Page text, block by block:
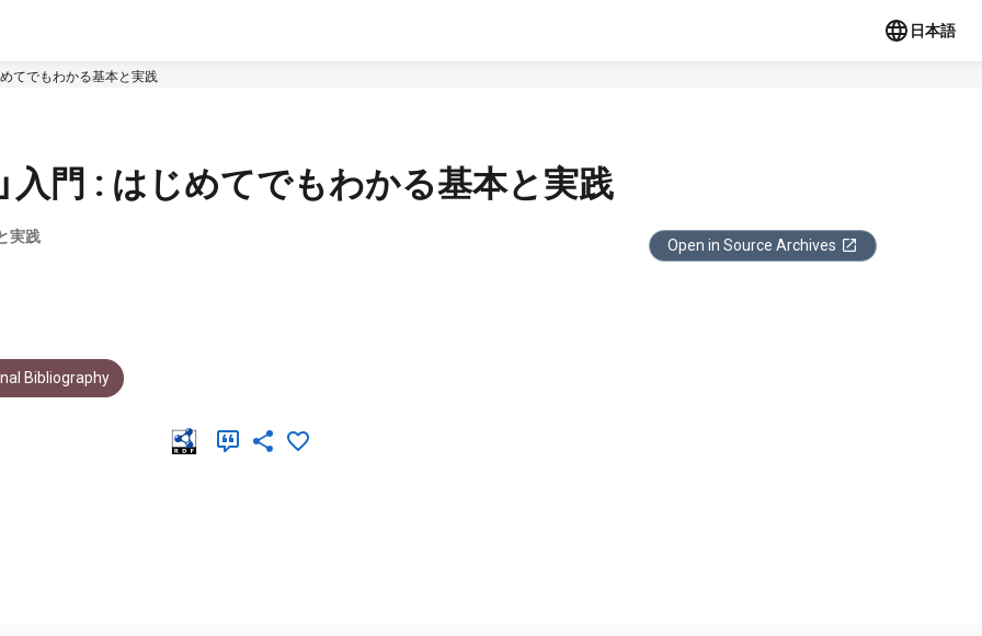
日本語
てでもわかる基本と実践
入門 : はじめてでもわかる基本と実践
実践 Open in Source Archives
Bibliography